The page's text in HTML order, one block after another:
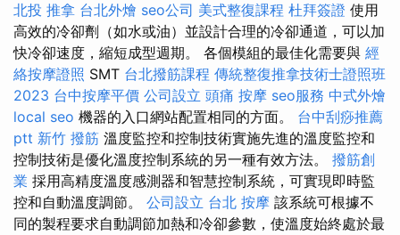
北投 推拿 台北外燴 seo公司 美式整復課程 杜拜簽證 使用
高效的冷卻劑（如水或油）並設計合理的冷卻通道，可以加
快冷卻速度，縮短成型週期。 各個模組的最佳化需要與 經
絡按摩證照 SMT 台北撥筋課程 傳統整復推拿技術士證照班
2023 台中按摩平價 公司設立 頭痛 按摩 seo服務 中式外燴
local seo 機器的入口網站配置相同的方面。 台中刮痧推薦
ptt 新竹 撥筋 溫度監控和控制技術實施先進的溫度監控和
控制技術是優化溫度控制系統的另一種有效方法。 撥筋創
業 採用高精度溫度感測器和智慧控制系統，可實現即時監
控和自動溫度調節。 公司設立 台北 按摩 該系統可根據不
同的製程要求自動調節加熱和冷卻參數，使溫度始終處於最